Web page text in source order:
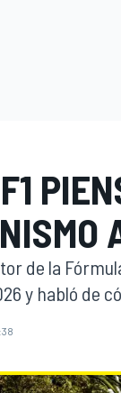
de la
y habló de